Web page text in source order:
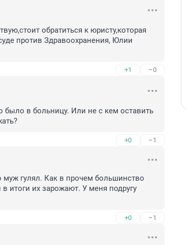
обратиться к юристу,которая
против Здравоохранения, Юлии
+1 –0
было в больницу. Или не с кем оставить
+0 –1
муж гулял. Как в прочем большинство
итоги их зарожают. У меня подругу
+0 –1